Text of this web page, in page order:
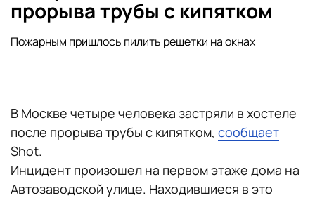
прорыва трубы с кипятком
Пожарным пришлось пилить решетки на окнах
В Москве четыре человека застряли в хостеле
после прорыва трубы с кипятком, сообщает
Shot.
Инцидент произошел на первом этаже дома на
Автозаводской улице. Находившиеся в это